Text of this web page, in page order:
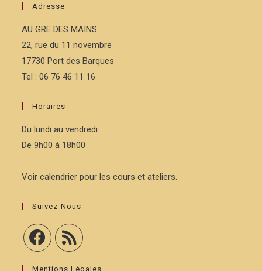
Adresse
AU GRE DES MAINS
22, rue du 11 novembre
17730 Port des Barques
Tel : 06 76 46 11 16
Horaires
Du lundi au vendredi
De 9h00 à 18h00
Voir calendrier pour les cours et ateliers.
Suivez-Nous
Mentions Légales